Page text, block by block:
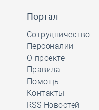
Портал
Сотрудничество
Персоналии
О проекте
Правила
Помощь
Контакты
RSS Новостей